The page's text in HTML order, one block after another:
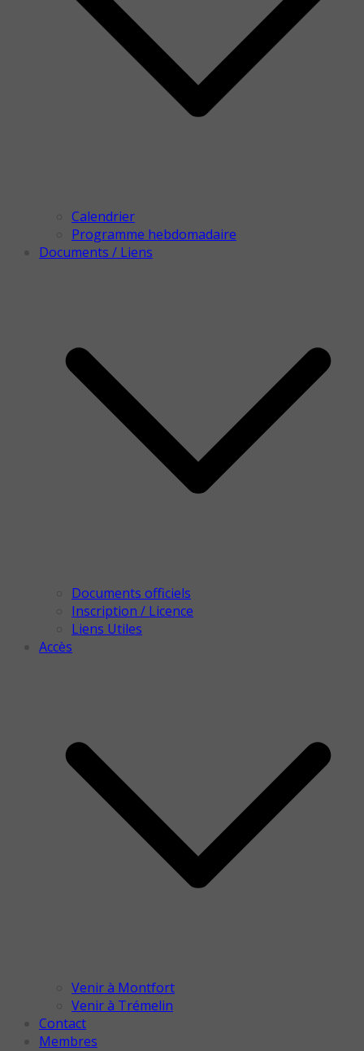
Calendrier
Programme hebdomadaire
Documents / Liens
Documents officiels
Inscription / Licence
Liens Utiles
Accès
Venir à Montfort
Venir à Trémelin
Contact
Membres